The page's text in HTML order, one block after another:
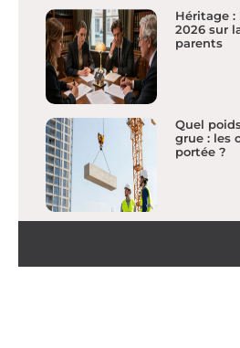
Héritage :
2026 sur
parents
Quel
grue : les
portée ?